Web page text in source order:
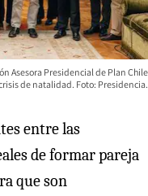
Asesora Presidencial de Plan Chile
de natalidad. Foto: Presidencia.
entre las
de formar pareja
que son